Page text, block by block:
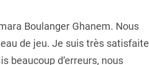
Boulanger Ghanem. Nous
de jeu. Je suis très satisfaite
beaucoup d’erreurs, nous